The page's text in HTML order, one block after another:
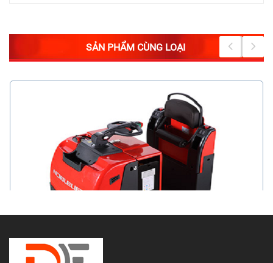
SẢN PHẨM CÙNG LOẠI